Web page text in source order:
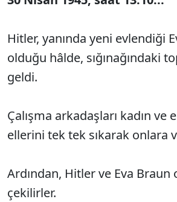
Hitler, yanında yeni evlendiği
olduğu hâlde, sığınağındaki
geldi.
Çalışma arkadaşları kadın ve
ellerini tek tek sıkarak onlara
Ardından, Hitler ve Eva Braun
çekilirler.